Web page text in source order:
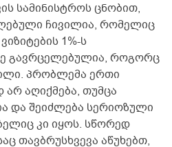
სამინისტროს ცნობით,
ჩივილია, რომელიც
1%-ს
გავრცელებულია, როგორც
პრობლემა ერთი
აღიქმება, თუმცა
და შეიძლება სერიოზული
კი იყოს. სწორედ
თავბრუსხვევა აწუხებთ,